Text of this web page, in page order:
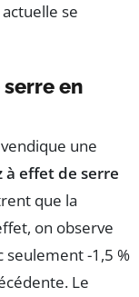
se
en
une
à effet de serre
que la
on observe
seulement -1,5 %
Le